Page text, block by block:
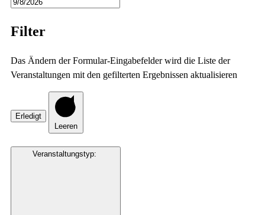
Filter
Das Ändern der Formular-Eingabefelder wird die Liste der
Veranstaltungen mit den gefilterten Ergebnissen aktualisieren
Erledigt
Leeren
Veranstaltungstyp: